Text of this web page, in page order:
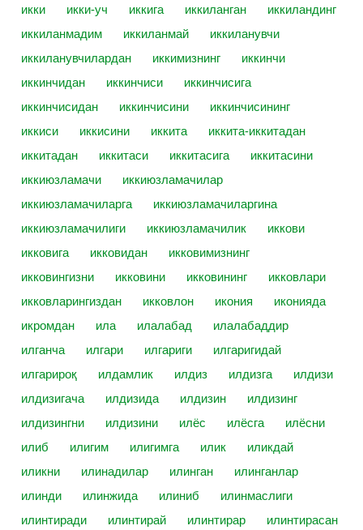
икки
икки-уч иккига иккиланган
иккиландинг
иккиланмадим
иккиланмай
иккиланувчи
иккиланувчилардан
иккимизнинг
иккинчи
иккинчидан
иккинчиси
иккинчисига
иккинчисидан
иккинчисини
иккинчисининг
иккиси
иккисини иккита
иккита-иккитадан
иккитадан
иккитаси иккитасига
иккитасини
иккиюзламачи
иккиюзламачилар
иккиюзламачиларга
иккиюзламачиларгина
иккиюзламачилиги
иккиюзламачилик
иккови
икковига
икковидан
икковимизнинг
икковингизни
икковини икковининг
икковлари
икковларингиздан
икковлон икония
иконияда
икромдан
ила илалабад
илалабаддир
илганча
илгари илгариги
илгаригидай
илгарироқ
илдамлик илдиз илдизга
илдизи
илдизигача
илдизида илдизин
илдизинг
илдизингни
илдизини илёс илёсга
илёсни
илиб
илигим илигимга илик
иликдай
иликни
илинадилар илинган
илинганлар
илинди
илинжида илиниб
илинмаслиги
илинтиради
илинтирай илинтирар
илинтирасан